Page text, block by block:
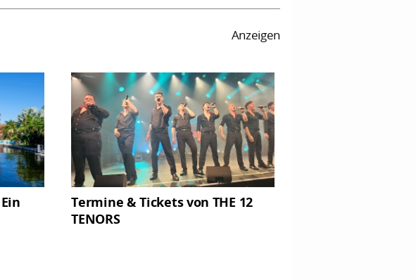
Anzeigen
Termine & Tickets von THE 12
TENORS